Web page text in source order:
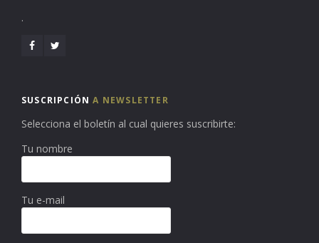
.
SUSCRIPCIÓNA NEWSLETTER
Selecciona el boletín al cual quieres suscribirte:
Tu nombre
Tu e-mail